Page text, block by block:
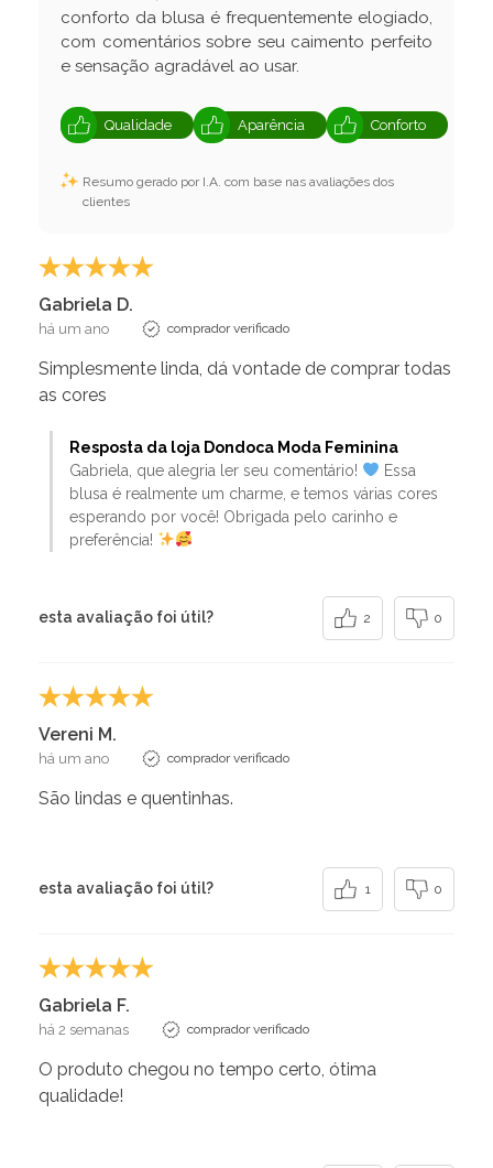
conforto da blusa é frequentemente elogiado,
com comentários sobre seu caimento perfeito
e sensação agradável ao usar.
Qualidade Aparência Conforto
Resumo gerado por I.A. com base nas avaliações dos
clientes
Gabriela D.
há um ano comprador verificado
Simplesmente linda, dá vontade de comprar todas
as cores
Resposta da loja Dondoca Moda Feminina
Gabriela, que alegria ler seu comentário!
Essa
blusa é realmente um charme, e temos várias cores
esperando por você! Obrigada pelo carinho e
preferência!
esta avaliação foi útil? 2 0
Vereni M.
há um ano comprador verificado
São lindas e quentinhas.
esta avaliação foi útil? 1 0
Gabriela F.
há 2 semanas comprador verificado
O produto chegou no tempo certo, ótima
qualidade!